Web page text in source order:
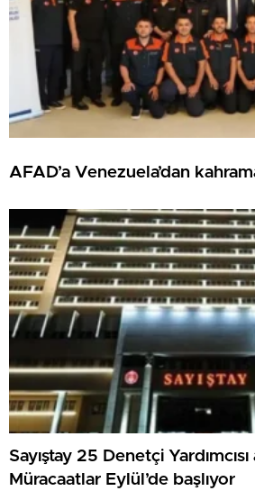
AFAD’a Venezuela’dan
Sayıştay 25 Denetçi
Müracaatlar Eylül’de başlıyor